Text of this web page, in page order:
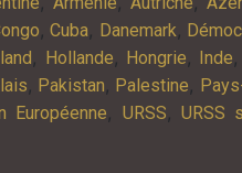
,Cuba, Danemark,
, Hollande, Hongrie, Inde,
, Pakistan, Palestine,
Européenne, URSS,URSS